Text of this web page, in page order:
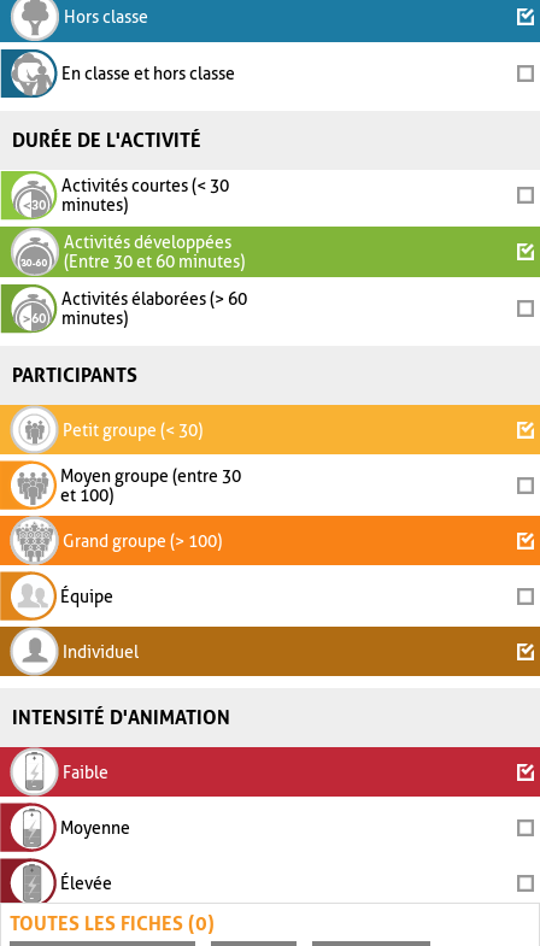
Hors classe
En classe et hors classe
DURÉE DE L'ACTIVITÉ
Activités courtes (< 30
minutes)
Activités développées
(Entre 30 et 60 minutes)
Activités élaborées (> 60
minutes)
PARTICIPANTS
Petit groupe (< 30)
Moyen groupe (entre 30
et 100)
Grand groupe (> 100)
Équipe
Individuel
INTENSITÉ D'ANIMATION
Faible
Moyenne
Élevée
TOUTES LES FICHES (0)